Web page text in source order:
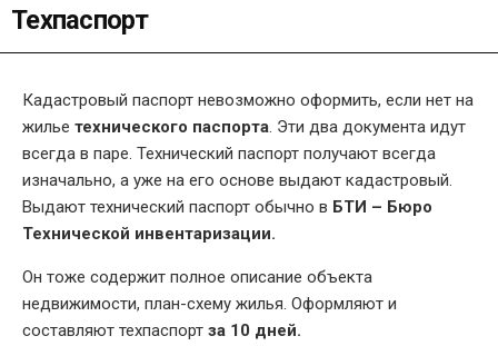
Техпаспорт
Кадастровый паспорт невозможно оформить, если нет на
жилье технического паспорта. Эти два документа идут
всегда в паре. Технический паспорт получают всегда
изначально, а уже на его основе выдают кадастровый.
Выдают технический паспорт обычно в БТИ – Бюро
Технической инвентаризации.
Он тоже содержит полное описание объекта
недвижимости, план-схему жилья. Оформляют и
составляют техпаспорт за 10 дней.